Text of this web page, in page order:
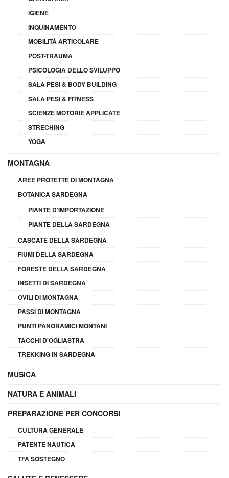
IGIENE
INQUINAMENTO
MOBILITÀ ARTICOLARE
POST-TRAUMA
PSICOLOGIA DELLO SVILUPPO
SALA PESI & BODY BUILDING
SALA PESI & FITNESS
SCIENZE MOTORIE APPLICATE
STRECHING
YOGA
MONTAGNA
AREE PROTETTE DI MONTAGNA
BOTANICA SARDEGNA
PIANTE D'IMPORTAZIONE
PIANTE DELLA SARDEGNA
CASCATE DELLA SARDEGNA
FIUMI DELLA SARDEGNA
FORESTE DELLA SARDEGNA
INSETTI DI SARDEGNA
OVILI DI MONTAGNA
PASSI DI MONTAGNA
PUNTI PANORAMICI MONTANI
TACCHI D'OGLIASTRA
TREKKING IN SARDEGNA
MUSICA
NATURA E ANIMALI
PREPARAZIONE PER CONCORSI
CULTURA GENERALE
PATENTE NAUTICA
TFA SOSTEGNO